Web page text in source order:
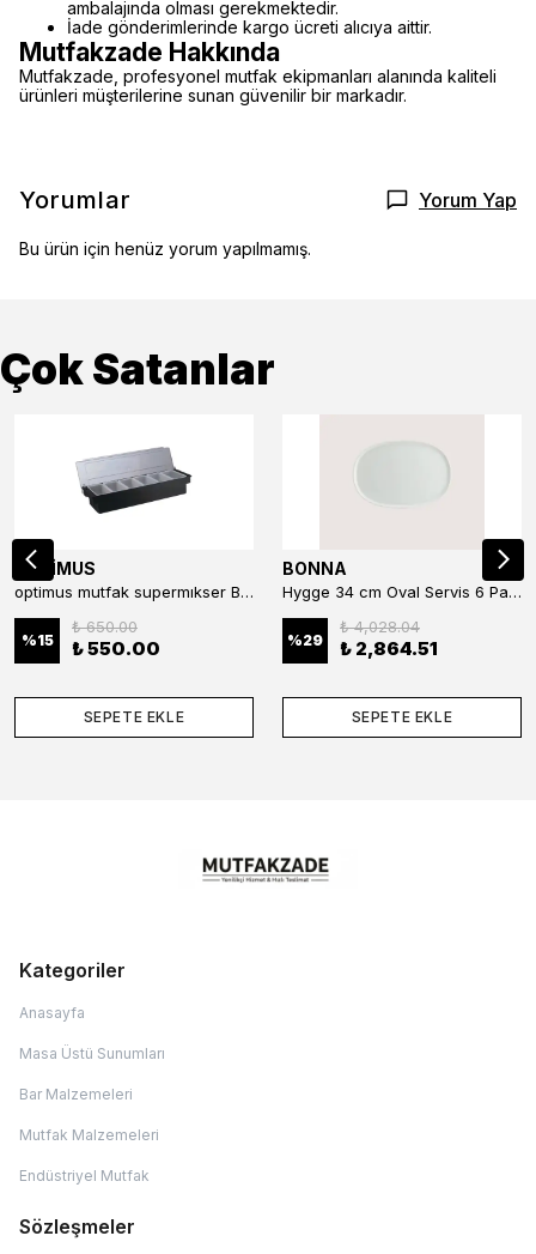
ambalajında olması gerekmektedir.
İade gönderimlerinde kargo ücreti alıcıya aittir.
Mutfakzade Hakkında
Mutfakzade, profesyonel mutfak ekipmanları alanında kaliteli
ürünleri müşterilerine sunan güvenilir bir markadır.
Yorumlar Yorum Yap
Bu ürün için henüz yorum yapılmamış.
Çok Satanlar
OPTİMUS
optimus mutfak supermıkser Bar Konteyner 6'lı 50×16×9 cm Kapaklı Polikarbon Organizer Bar & Kafe
%15
₺ 650.00
₺ 550.00
SEPETE EKLE
BONNA
Hygge 34 cm Oval Servis 6 Parça
%29
₺ 4,028.04
₺ 2,864.51
SEPETE EKLE
Kategoriler
Anasayfa
Masa Üstü Sunumları
Bar Malzemeleri
Mutfak Malzemeleri
Endüstriyel Mutfak
Sözleşmeler